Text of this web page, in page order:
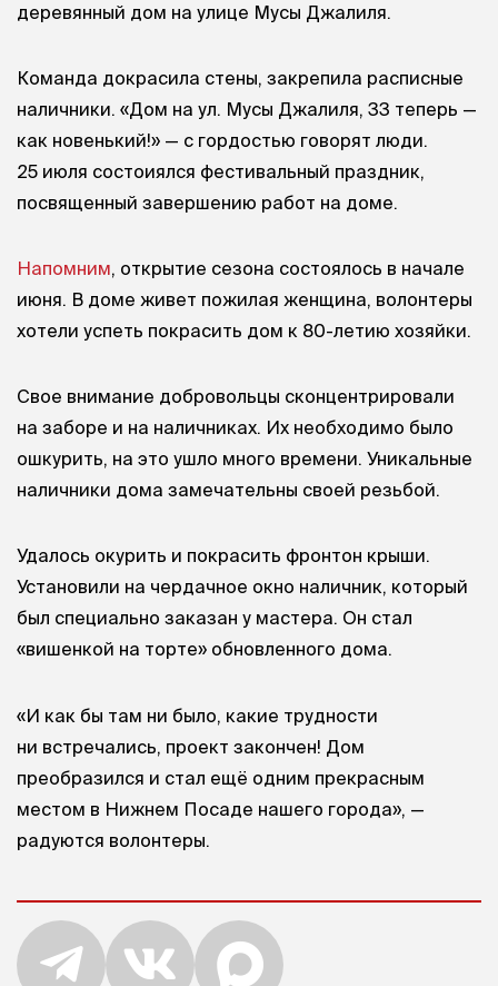
деревянный дом на улице Мусы Джалиля.
Команда докрасила стены, закрепила расписные
наличники. «Дом на ул. Мусы Джалиля, 33 теперь —
как новенький!» — с гордостью говорят люди.
25 июля состоиялся фестивальный праздник,
посвященный завершению работ на доме.
Напомним, открытие сезона состоялось в начале
июня. В доме живет пожилая женщина, волонтеры
хотели успеть покрасить дом к 80-летию хозяйки.
Свое внимание добровольцы сконцентрировали
на заборе и на наличниках. Их необходимо было
ошкурить, на это ушло много времени. Уникальные
наличники дома замечательны своей резьбой.
Удалось окурить и покрасить фронтон крыши.
Установили на чердачное окно наличник, который
был специально заказан у мастера. Он стал
«вишенкой на торте» обновленного дома.
«И как бы там ни было, какие трудности
ни встречались, проект закончен! Дом
преобразился и стал ещё одним прекрасным
местом в Нижнем Посаде нашего города», —
радуются волонтеры.